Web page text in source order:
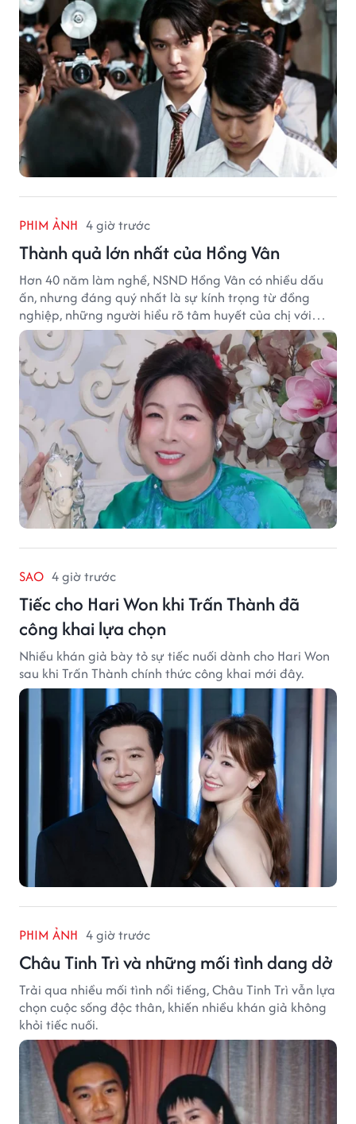
PHIM ẢNH 4 giờ trước
Thành quả lớn nhất của Hồng Vân
Hơn 40 năm làm nghề, NSND Hồng Vân có nhiều dấu
ấn, nhưng đáng quý nhất là sự kính trọng từ đồng
nghiệp, những người hiểu rõ tâm huyết của chị với
nghệ thuật.
SAO 4 giờ trước
Tiếc cho Hari Won khi Trấn Thành đã
công khai lựa chọn
Nhiều khán giả bày tỏ sự tiếc nuối dành cho Hari Won
sau khi Trấn Thành chính thức công khai mới đây.
PHIM ẢNH 4 giờ trước
Châu Tinh Trì và những mối tình dang dở
Trải qua nhiều mối tình nổi tiếng, Châu Tinh Trì vẫn lựa
chọn cuộc sống độc thân, khiến nhiều khán giả không
khỏi tiếc nuối.